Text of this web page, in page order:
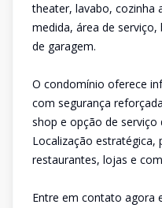
theater, lavabo, cozinha
medida, área de
de garagem.
O condomínio oferece
com segurança
shop e opção de serviço
Localização
restaurantes, lojas e
Entre em contato agora